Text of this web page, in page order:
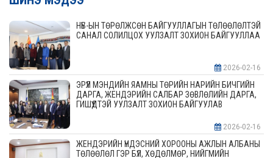
НҮБ-ЫН ТӨРӨЛЖСӨН БАЙГУУЛЛАГЫН ТӨЛӨӨЛӨЛТЭЙ
САНАЛ СОЛИЛЦОХ УУЛЗАЛТ ЗОХИОН БАЙГУУЛЛАА
2026-02-16
ЭРҮҮЛ МЭНДИЙН ЯАМНЫ ТӨРИЙН НАРИЙН БИЧГИЙН
ДАРГА, ЖЕНДЭРИЙН САЛБАР ЗӨВЛӨЛИЙН ДАРГА,
ГИШҮҮДТЭЙ УУЛЗАЛТ ЗОХИОН БАЙГУУЛАВ
2026-02-16
ЖЕНДЭРИЙН ҮНДЭСНИЙ ХОРООНЫ АЖЛЫН АЛБАНЫ
ТӨЛӨӨЛӨЛ ГЭР БҮЛ, ХӨДӨЛМӨР, НИЙГМИЙН